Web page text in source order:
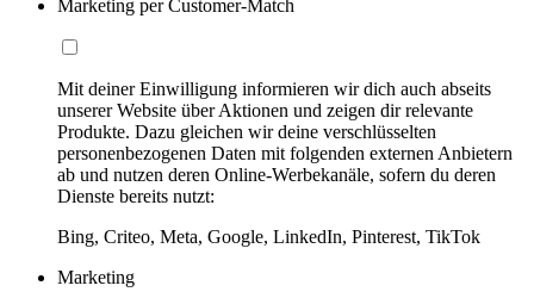
Marketing per Customer-Match
Mit deiner Einwilligung informieren wir dich auch abseits
unserer Website über Aktionen und zeigen dir relevante
Produkte. Dazu gleichen wir deine verschlüsselten
personenbezogenen Daten mit folgenden externen Anbietern
ab und nutzen deren Online-Werbekanäle, sofern du deren
Dienste bereits nutzt:
Bing, Criteo, Meta, Google, LinkedIn, Pinterest, TikTok
Marketing